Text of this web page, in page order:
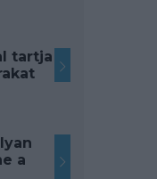
tartja
a